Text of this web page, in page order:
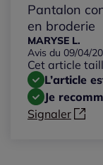
Pantalon
en broderie
MARYSE L.
Avis du 09/04/
Cet article
L’article
Je
Signaler